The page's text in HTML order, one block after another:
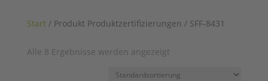
Start/ Produkt Produktzertifizierungen / SFF-8431
Alle 8 Ergebnisse werden angezeigt